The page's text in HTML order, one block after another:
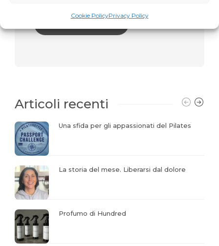
Cookie PolicyPrivacy Policy
Articoli recenti
Una sfida per gli appassionati del Pilates
La storia del mese. Liberarsi dal dolore
Profumo di Hundred